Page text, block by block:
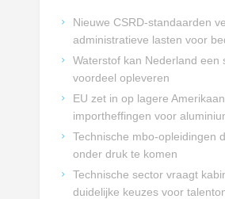
Nieuwe CSRD-standaarden
administratieve lasten voor
Waterstof kan Nederland een
voordeel opleveren
EU zet in op lagere
importheffingen voor
Technische mbo-opleidingen
onder druk te komen
Technische sector vraagt
duidelijke keuzes voor